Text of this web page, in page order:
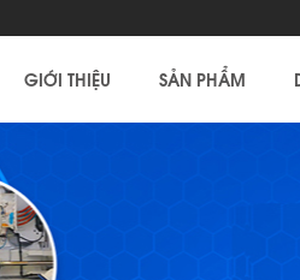
GIỚI THIỆU SẢN PHẨM